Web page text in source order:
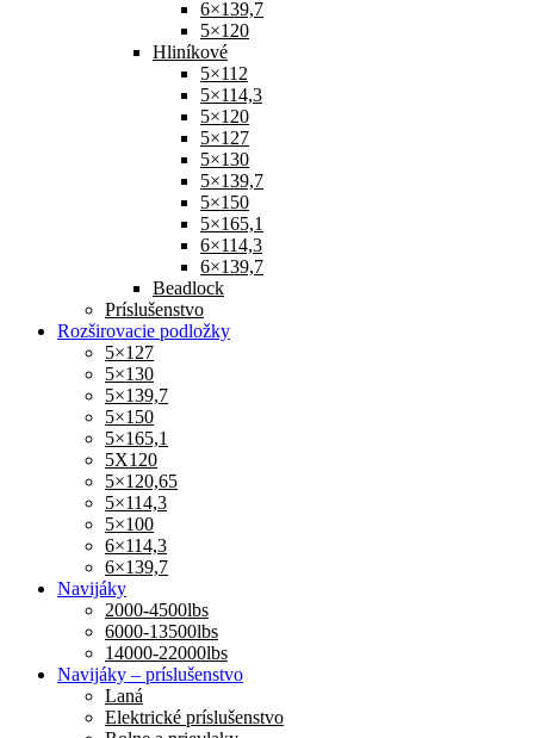
6×139,7
5×120
Hliníkové
5×112
5×114,3
5×120
5×127
5×130
5×139,7
5×150
5×165,1
6×114,3
6×139,7
Beadlock
Príslušenstvo
Rozširovacie podložky
5×127
5×130
5×139,7
5×150
5×165,1
5X120
5×120,65
5×114,3
5×100
6×114,3
6×139,7
Navijáky
2000-4500lbs
6000-13500lbs
14000-22000lbs
Navijáky – príslušenstvo
Laná
Elektrické príslušenstvo